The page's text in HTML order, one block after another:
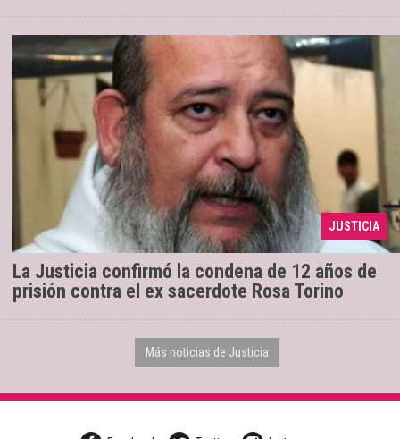
JUSTICIA
La Justicia confirmó la condena de 12 años de
prisión contra el ex sacerdote Rosa Torino
10/11/2023 La Sala 2 de la Corte de Salta ratificó la
pena de 12 años de prisión por los hechos
ocurridos entre 2009 y 2012.
Más noticias de Justicia